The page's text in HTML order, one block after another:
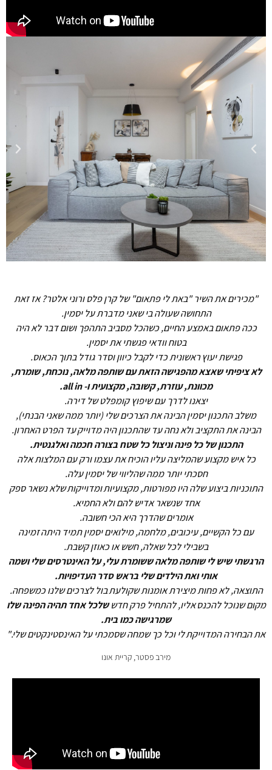
"מכירים את השיר "באת לי פתאום" של קרן פלס ורוני אלטר? אז זאת
התחושה שעולה בי שאני מדברת על יסמין.
ככה פתאום באמצע החיים, כשהכל מסביב התהפך ושום דבר לא היה
בטוח וודאי פגשתי את יסמין.
פגישת יעוץ ראשונית כדי לקבל כיוון וסדר גודל בתוך הכאוס.
לא ציפיתי שאצא מהפגישה הזאת עם שותפה מלאה, נוכחת, שומרת,
מכוונת, עוזרת, קשובה, מקצועית ו- all in.
יצאנו לדרך עם שיפוץ קומפלט של דירה.
משלב התכנון יסמין הבינה את הצרכים שלי (יותר ממה שאני הבנתי),
הבינה את התקציב ולא נחה עד שהתכנון היה מדוייק עד הפרט האחרון.
התכנון של כל פינה וניצול כל שטח בצורה חכמה ואלגנטית.
כל איש מקצוע שהמליצה עליו הוכיח את עצמו ורק עם המלצות אלה
חסכתי יותר ממה שהליווי של יסמין עלה.
התוכניות ביצוע שלה היו מפורטות, מקצועיות ומדוייקות שלא נשאר ספק
אחד שנשאר אדיש להם ולא החמיא.
אומרים שהדרך היא הכי חשובה.
עם כל הקשיים, עיכובים, מלחמה, מילואים יסמין תמיד היתה זמינה
בשבילי לכל שאלה, חשש או כאוזן קשבת.
הרגשתי שיש לי שותפה מלאה ששומרת עלי, על האינטרסים שלי ושמה
אותי ואת הילדים שלי בראש סדר העדיפויות.
התוצאה, לא פחות מיצירת אומנות שקולעת בול לצרכים שלנו כמשפחה.
מקום שנוכל להכנס אליו, להתחיל פרק חדששלכל אחד תהיה הפינה שלו
שמרגישה כמו בית.
את הבחירה המדוייקת לי וכל כך שמחה שסמכתי על האינסטינקטים שלי."
מירב פסטר, קריית אונו